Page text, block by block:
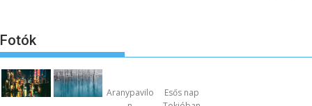
Fotók
Aranypavilo
Esős nap